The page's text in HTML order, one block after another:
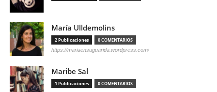
María Ulldemolins
2 Publicaciones 0 COMENTARIOS
https://mariaensuguarida.wordpress.com/
Maribe Sal
1 Publicaciones 0 COMENTARIOS